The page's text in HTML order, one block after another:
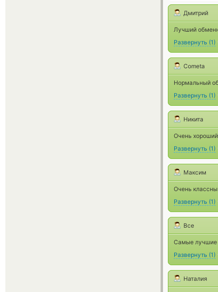
Дмитрий
Лучший
Развернуть (1)
Cometa
Нормальный
Развернуть (1)
Никита
Очень
Развернуть (1)
Максим
Очень
Развернуть (1)
Все
Самые лучшие
Развернуть (1)
Наталия